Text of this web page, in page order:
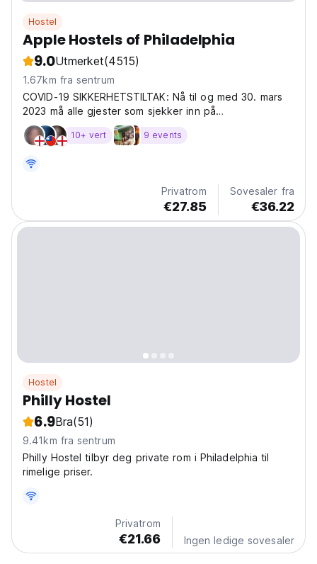
Hostel
Apple Hostels of Philadelphia
9.0Utmerket(4515)
1.67km fra sentrum
COVID-19 SIKKERHETSTILTAK: Nå til og med 30. mars
2023 må alle gjester som sjekker inn på
vandrerhjemmet vårt presentere
10+ vert 9 events
Privatrom
€27.85
Sovesaler fra
€36.22
Hostel
Philly Hostel
6.9Bra(51)
9.41km fra sentrum
Philly Hostel tilbyr deg private rom i Philadelphia til
rimelige priser.
Privatrom
€21.66 Ingen ledige sovesaler